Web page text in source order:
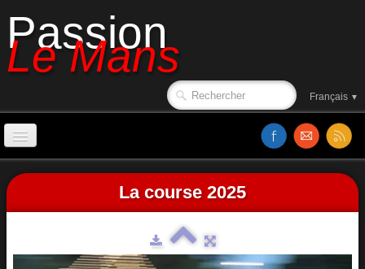
Passion
Le Mans
Français ▼
Accueil
Le circuit en 1988
La course 2025